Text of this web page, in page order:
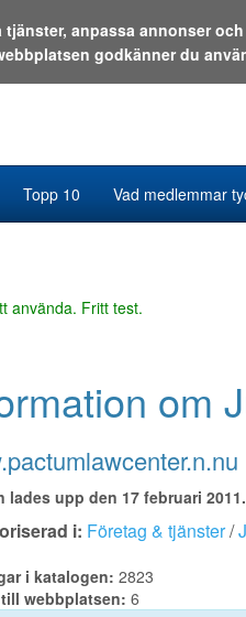
Topp 10 Vad medlemmar
använda. Fritt test.
om
lades upp den 17 februari 2011.
i: Företag & tjänster/
i katalogen: 2823
webbplatsen: 6
anpassa annonser
godkänner du